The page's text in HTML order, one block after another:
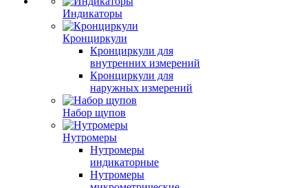
Индикаторы
Кронциркули
Кронциркули для
внутренних измерений
Кронциркули для
наружных измерений
Набор щупов
Нутромеры
Нутромеры
индикаторные
Нутромеры